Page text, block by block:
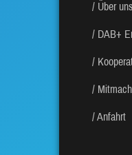
Über uns
DAB+
Anfahrt